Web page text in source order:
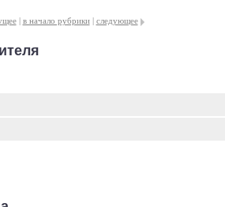
| в начало рубрики | следующее